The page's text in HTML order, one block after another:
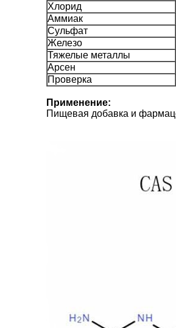
Хлорид
Аммиак
Сульфат
Железо
Тяжелые металлы
Арсен
Проверка
Применение:
Пищевая добавка и